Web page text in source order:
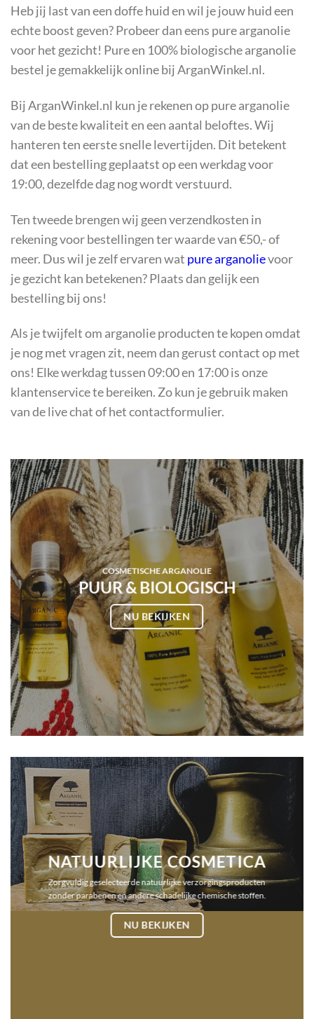
Heb jij last van een doffe huid en wil je jouw huid een
echte boost geven? Probeer dan eens pure arganolie
voor het gezicht! Pure en 100% biologische arganolie
bestel je gemakkelijk online bij ArganWinkel.nl.
Bij ArganWinkel.nl kun je rekenen op pure arganolie
van de beste kwaliteit en een aantal beloftes. Wij
hanteren ten eerste snelle levertijden. Dit betekent
dat een bestelling geplaatst op een werkdag voor
19:00, dezelfde dag nog wordt verstuurd.
Ten tweede brengen wij geen verzendkosten in
rekening voor bestellingen ter waarde van €50,- of
meer. Dus wil je zelf ervaren wat pure arganolievoor
je gezicht kan betekenen? Plaats dan gelijk een
bestelling bij ons!
Als je twijfelt om arganolie producten te kopen omdat
je nog met vragen zit, neem dan gerust contact op met
ons! Elke werkdag tussen 09:00 en 17:00 is onze
klantenservice te bereiken. Zo kun je gebruik maken
van de live chat of het contactformulier.
COSMETISCHE ARGANOLIE
PUUR & BIOLOGISCH
NU BEKIJKEN
NATUURLIJKE COSMETICA
Zorgvuldig geselecteerde natuurlijke verzorgingsproducten
zonder parabenen en andere schadelijke chemische stoffen.
NU BEKIJKEN